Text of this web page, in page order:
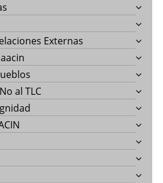
Externas
al TLC